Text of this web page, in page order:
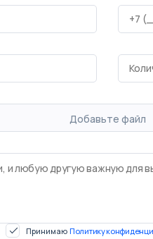
Добавьте файл
Принимаю Политику